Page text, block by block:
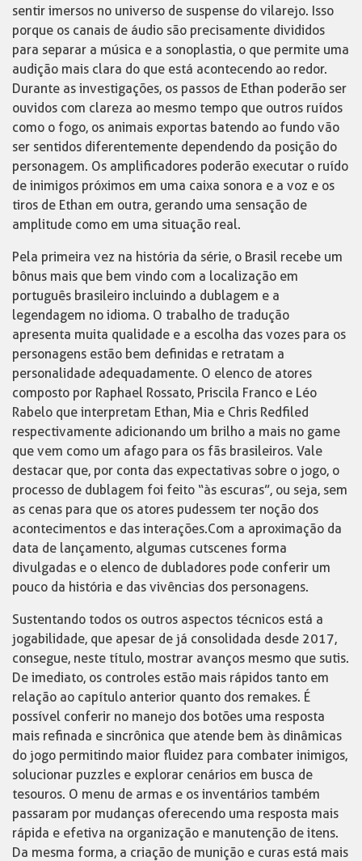
sentir imersos no universo de suspense do vilarejo. Isso
porque os canais de áudio são precisamente divididos
para separar a música e a sonoplastia, o que permite uma
audição mais clara do que está acontecendo ao redor.
Durante as investigações, os passos de Ethan poderão ser
ouvidos com clareza ao mesmo tempo que outros ruídos
como o fogo, os animais exportas batendo ao fundo vão
ser sentidos diferentemente dependendo da posição do
personagem. Os amplificadores poderão executar o ruído
de inimigos próximos em uma caixa sonora e a voz e os
tiros de Ethan em outra, gerando uma sensação de
amplitude como em uma situação real.
Pela primeira vez na história da série, o Brasil recebe um
bônus mais que bem vindo com a localização em
português brasileiro incluindo a dublagem e a
legendagem no idioma. O trabalho de tradução
apresenta muita qualidade e a escolha das vozes para os
personagens estão bem definidas e retratam a
personalidade adequadamente. O elenco de atores
composto por Raphael Rossato, Priscila Franco e Léo
Rabelo que interpretam Ethan, Mia e Chris Redfiled
respectivamente adicionando um brilho a mais no game
que vem como um afago para os fãs brasileiros. Vale
destacar que, por conta das expectativas sobre o jogo, o
processo de dublagem foi feito “às escuras”, ou seja, sem
as cenas para que os atores pudessem ter noção dos
acontecimentos e das interações.Com a aproximação da
data de lançamento, algumas cutscenes forma
divulgadas e o elenco de dubladores pode conferir um
pouco da história e das vivências dos personagens.
Sustentando todos os outros aspectos técnicos está a
jogabilidade, que apesar de já consolidada desde 2017,
consegue, neste título, mostrar avanços mesmo que sutis.
De imediato, os controles estão mais rápidos tanto em
relação ao capítulo anterior quanto dos remakes. É
possível conferir no manejo dos botões uma resposta
mais refinada e sincrônica que atende bem às dinâmicas
do jogo permitindo maior fluidez para combater inimigos,
solucionar puzzles e explorar cenários em busca de
tesouros. O menu de armas e os inventários também
passaram por mudanças oferecendo uma resposta mais
rápida e efetiva na organização e manutenção de itens.
Da mesma forma, a criação de munição e curas está mais